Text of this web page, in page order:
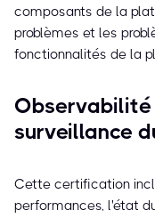
composants de la
problèmes et les
fonctionnalités de la
surveillance
Cette certification
performances, l'état